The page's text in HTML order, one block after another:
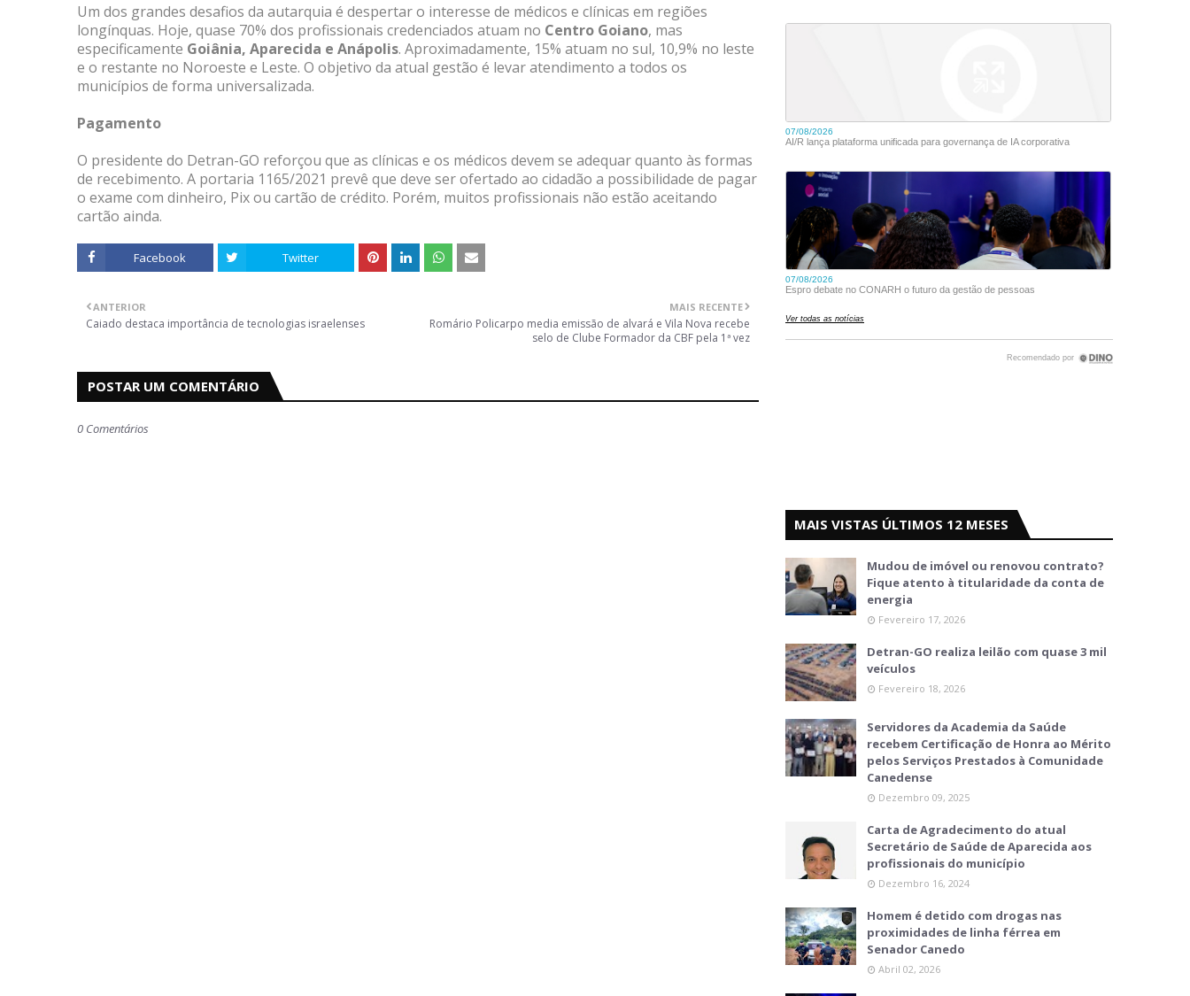
Um dos grandes desafios da autarquia é despertar o interesse de médicos e clínicas em regiões
longínquas. Hoje, quase 70% dos profissionais credenciados atuam no Centro Goiano, mas
especificamente Goiânia, Aparecida e Anápolis. Aproximadamente, 15% atuam no sul, 10,9% no leste
e o restante no Noroeste e Leste. O objetivo da atual gestão é levar atendimento a todos os
municípios de forma universalizada.
Pagamento
O presidente do Detran-GO reforçou que as clínicas e os médicos devem se adequar quanto às formas
de recebimento. A portaria 1165/2021 prevê que deve ser ofertado ao cidadão a possibilidade de pagar
o exame com dinheiro, Pix ou cartão de crédito. Porém, muitos profissionais não estão aceitando
cartão ainda.
Facebook Twitter
MAIS RECENTE
Romário Policarpo media emissão de alvará e Vila Nova recebe
selo de Clube Formador da CBF pela 1ª vez
ANTERIOR
Caiado destaca importância de tecnologias israelenses
POSTAR UM COMENTÁRIO
0 Comentários
MAIS VISTAS ÚLTIMOS 12 MESES
Mudou de imóvel ou renovou contrato?
Fique atento à titularidade da conta de
energia
Fevereiro 17, 2026
Detran-GO realiza leilão com quase 3 mil
veículos
Fevereiro 18, 2026
Servidores da Academia da Saúde
recebem Certificação de Honra ao Mérito
pelos Serviços Prestados à Comunidade
Canedense
Dezembro 09, 2025
Carta de Agradecimento do atual
Secretário de Saúde de Aparecida aos
profissionais do município
Dezembro 16, 2024
Homem é detido com drogas nas
proximidades de linha férrea em
Senador Canedo
Abril 02, 2026